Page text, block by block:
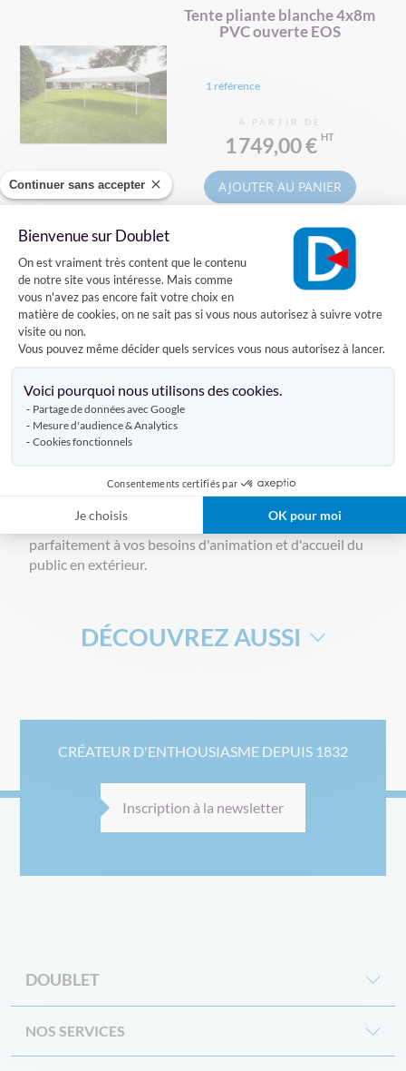
Continuer sans accepter
Bienvenue sur Doublet
Plateforme de Gestion du
On est vraiment très content que le contenu
de notre site vous intéresse. Mais comme
vous n'avez pas encore fait votre choix en
matière de cookies, on ne sait pas si vous nous autorisez à suivre votre
visite ou non.
Vous pouvez même décider quels services vous nous autorisez à lancer.
Voici pourquoi nous utilisons des cookies.
Partage de données avec Google
Mesure d'audience & Analytics
Cookies fonctionnels
Consentements certifiés par
Je choisis OK pour moi
Tente pliante blanche 4x8m
PVC ouverte EOS
1 référence
À PARTIR DE
1 749,00 €
AJOUTER AU PANIER
Une tente pliante professionnelle
pour de grands espaces
Conformes à la norme CTS37pour l'accueil du public,
nos barnums pros 4x8 permettent d'accueillir un grand
nombre de personne en toute sécurité avec son grand
espace.
sont complètement modulables. Proposées en
de résistance, notamment à la pluie, elles répondront
parfaitement à vos besoins d'animation et d'accueil du
public en extérieur.
DÉCOUVREZ AUSSI
BARNUM 4X4 BARNUM 4X6 BARNUM 5X5
BARNUM 3X4.5 TOUS LES BARNUMS
TENTES À USAGE OCCASIONNEL
TENTES À USAGE INTENSIF
CRÉATEUR D'ENTHOUSIASME DEPUIS 1832
Inscription à la newsletter
DOUBLET
NOS SERVICES